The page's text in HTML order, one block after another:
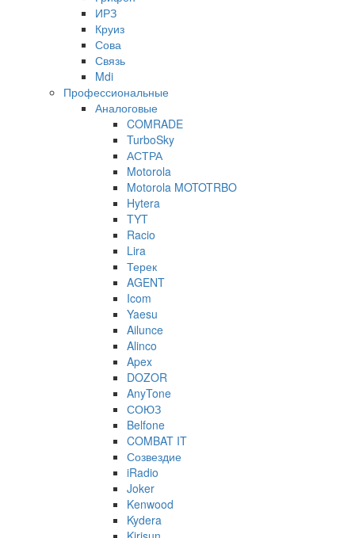
ИРЗ
Круиз
Сова
Связь
Mdi
Профессиональные
Аналоговые
COMRADE
TurboSky
АСТРА
Motorola
Motorola MOTOTRBO
Hytera
TYT
Racio
Lira
Терек
AGENT
Icom
Yaesu
Ailunce
Alinco
Apex
DOZOR
AnyTone
СОЮЗ
Belfone
COMBAT IT
Созвездие
iRadio
Joker
Kenwood
Kydera